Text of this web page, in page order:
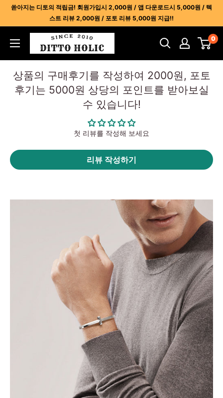
쏟아지는 디토의 적립금! 회원가입시 2,000원 / 앱 다운로드시 5,000원 / 텍
스트 리뷰 2,000원 / 포토 리뷰 5,000원 지급!!
릭
-
카
0
상품의 구매후기를 작성하여 2000원, 포토
후기는 5000원 상당의 포인트를 받아보실
수 있습니다!
첫 리뷰를 작성해 보세요
리뷰 작성하기